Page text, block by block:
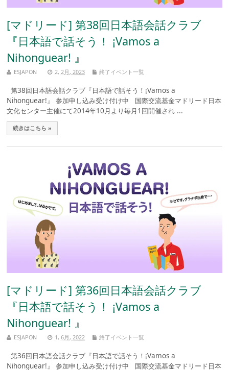
[マドリード] 第38回日本語会話クラブ
『日本語で話そう！ ¡Vamos a
Nihonguear! 』
ESJAPON 2, 2月, 2023 終了イベント一覧
第38回日本語会話クラブ『日本語で話そう！¡Vamos a
Nihonguear!』 参加申し込み受け付け中 国際交流基金マドリード日本
文化センター主催にて2014年10月より毎月1回開催され ...
続きはこちら »
[マドリード] 第36回日本語会話クラブ
『日本語で話そう！ ¡Vamos a
Nihonguear! 』
ESJAPON 1, 6月, 2022 終了イベント一覧
第36回日本語会話クラブ『日本語で話そう！¡Vamos a
Nihonguear!』 参加申し込み受け付け中 国際交流基金マドリード日本